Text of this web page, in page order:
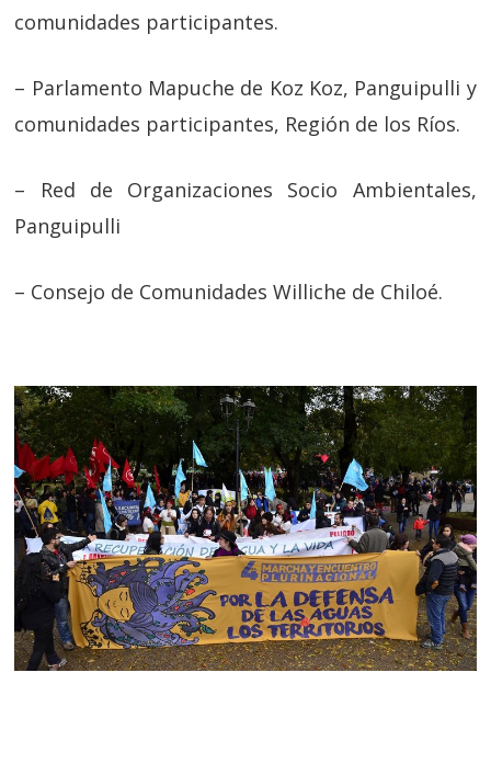
comunidades participantes.
– Parlamento Mapuche de Koz Koz, Panguipulli y
comunidades participantes, Región de los Ríos.
– Red de Organizaciones Socio Ambientales,
Panguipulli
– Consejo de Comunidades Williche de Chiloé.